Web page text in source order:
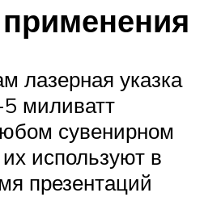
лазерная указка
миливатт
сувенирном
используют в
презентаций